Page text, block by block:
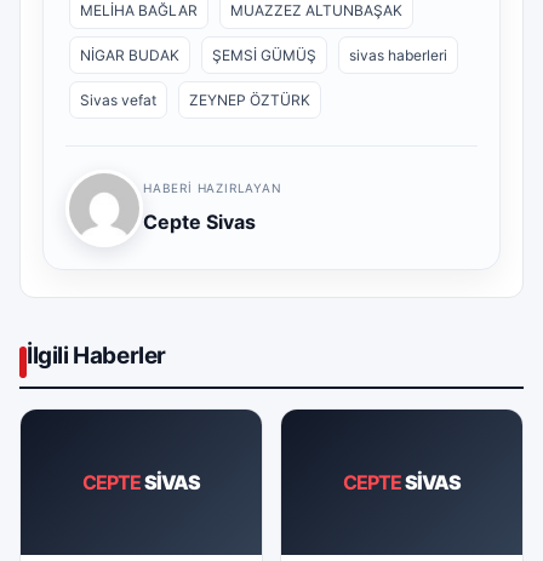
MELİHA BAĞLAR MUAZZEZ ALTUNBAŞAK
NİGAR BUDAK ŞEMSİ GÜMÜŞ sivas haberleri
Sivas vefat ZEYNEP ÖZTÜRK
HABERI HAZIRLAYAN
Cepte Sivas
İlgili Haberler
CEPTESİVAS CEPTESİVAS